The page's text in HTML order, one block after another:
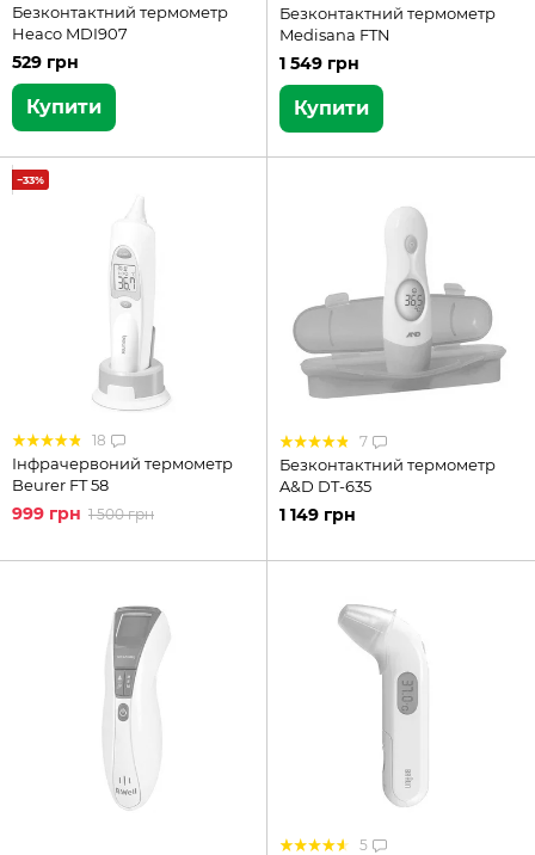
Безконтактний термометр
Heaco MDI907
529 грн
Купити
Безконтактний термометр
Medisana FTN
1 549 грн
Купити
−33%
18
Інфрачервоний термометр
Beurer FT 58
999 грн 1 500 грн
7
Безконтактний термометр
A&D DT-635
1 149 грн
5